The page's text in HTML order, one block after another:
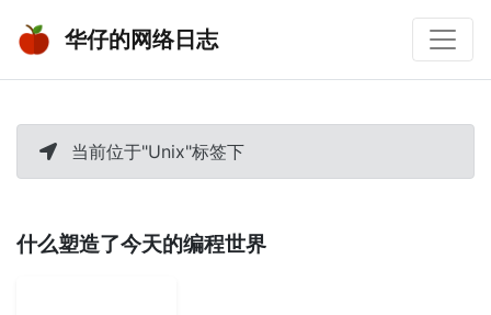
华仔的网络日志
当前位于"Unix"标签下
什么塑造了今天的编程世界